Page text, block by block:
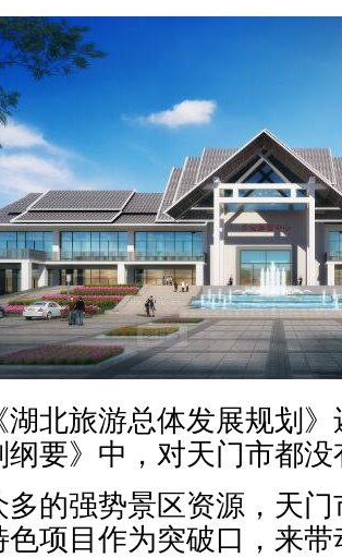
湖北旅游总体发展规划
纲要》中，对天门市都
多的强势景区资源，天
色项目作为突破口，来